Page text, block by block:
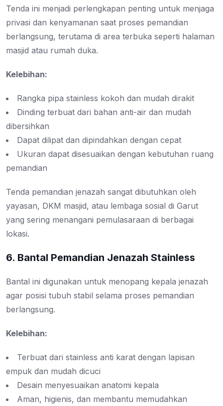
Tenda ini menjadi perlengkapan penting untuk menjaga
privasi dan kenyamanan saat proses pemandian
berlangsung, terutama di area terbuka seperti halaman
masjid atau rumah duka.
Kelebihan:
Rangka pipa stainless kokoh dan mudah dirakit
Dinding terbuat dari bahan anti-air dan mudah
dibersihkan
Dapat dilipat dan dipindahkan dengan cepat
Ukuran dapat disesuaikan dengan kebutuhan ruang
pemandian
Tenda pemandian jenazah sangat dibutuhkan oleh
yayasan, DKM masjid, atau lembaga sosial di Garut
yang sering menangani pemulasaraan di berbagai
lokasi.
6. Bantal Pemandian Jenazah Stainless
Bantal ini digunakan untuk menopang kepala jenazah
agar posisi tubuh stabil selama proses pemandian
berlangsung.
Kelebihan:
Terbuat dari stainless anti karat dengan lapisan
empuk dan mudah dicuci
Desain menyesuaikan anatomi kepala
Aman, higienis, dan membantu memudahkan